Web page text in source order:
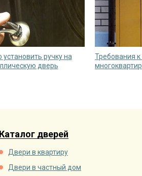
установить ручку на
дверь
Требования
Каталог дверей
Двери в квартиру
Двери в частный дом